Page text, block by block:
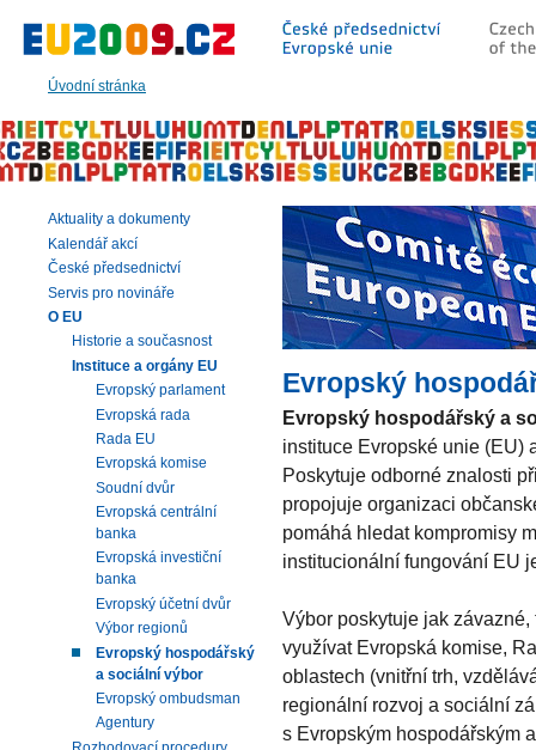
Úvodní stránka
hlavní
|
navigaci
|
vyhledávání
Evropský
Evropský hospodářský a
instituce Evropské unie (EU)
Poskytuje odborné znalosti
propojuje organizaci
pomáhá hledat kompromisy
institucionální fungování EU
Výbor poskytuje jak
využívat Evropská komise,
oblastech (vnitřní trh,
regionální rozvoj a sociální
s Evropským hospodářským
Aktuality a dokumenty
Kalendář akcí
České předsednictví
Servis pro novináře
O EU
Historie a současnost
Instituce a orgány EU
Evropský parlament
Evropská rada
Rada EU
Evropská komise
Soudní dvůr
Evropská centrální
banka
Evropská investiční
banka
Evropský účetní dvůr
Výbor regionů
Evropský hospodářský
a sociální výbor
Evropský ombudsman
Agentury